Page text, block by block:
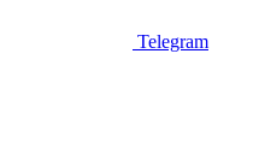
Telegram